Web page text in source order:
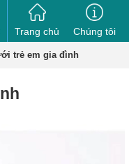
Trang chủ Chúng tôi
trẻ em gia đình